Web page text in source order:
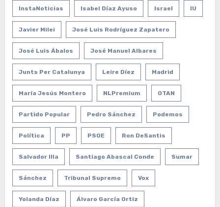
InstaNoticias Isabel Díaz Ayuso Israel IU
Javier Milei José Luis Rodríguez Zapatero
José Luis Ábalos José Manuel Albares
Junts Per Catalunya Leire Díez Madrid
María Jesús Montero NLPremium OTAN
Partido Popular Pedro Sánchez Podemos
Política PP PSOE Ron DeSantis
Salvador Illa Santiago Abascal Conde Sumar
Sánchez Tribunal Supremo Vox
Yolanda Díaz Álvaro García Ortiz